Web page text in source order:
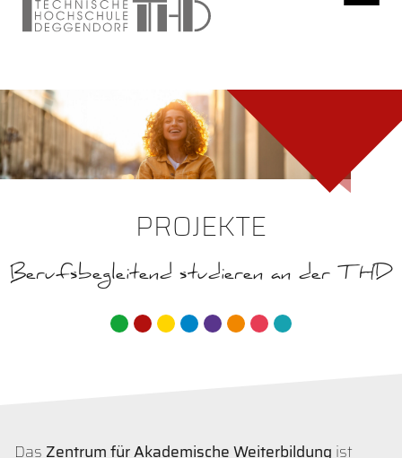
PROJEKTE
Berufsbegleitend studieren an der THD
Das Zentrum für Akademische Weiterbildung ist